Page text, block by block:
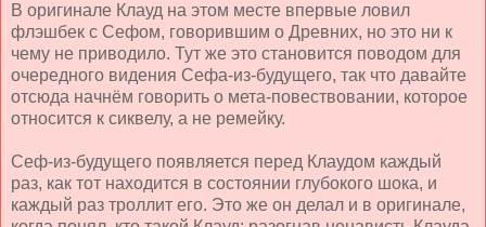
В оригинале Клауд на этом месте впервые ловил
флэшбек с Сефом, говорившим о Древних, но это ни к
чему не приводило. Тут же это становится поводом для
очередного видения Сефа-из-будущего, так что давайте
отсюда начнём говорить о мета-повествовании, которое
относится к сиквелу, а не ремейку.
Сеф-из-будущего появляется перед Клаудом каждый
раз, как тот находится в состоянии глубокого шока, и
каждый раз троллит его. Это же он делал и в оригинале,